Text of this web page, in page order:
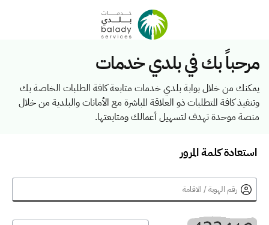
مرحباً بك في بلدي خدمات
يمكنك من خلال بوابة بلدي خدمات متابعة كافة الطلبات الخاصة بك
وتنفيذ كافة المتطلبات ذو العلاقة المباشرة مع الأمانات والبلدية من خلال
منصة موحدة تهدف لتسهيل أعمالك ومتابعتها.
استعادة كلمة المرور